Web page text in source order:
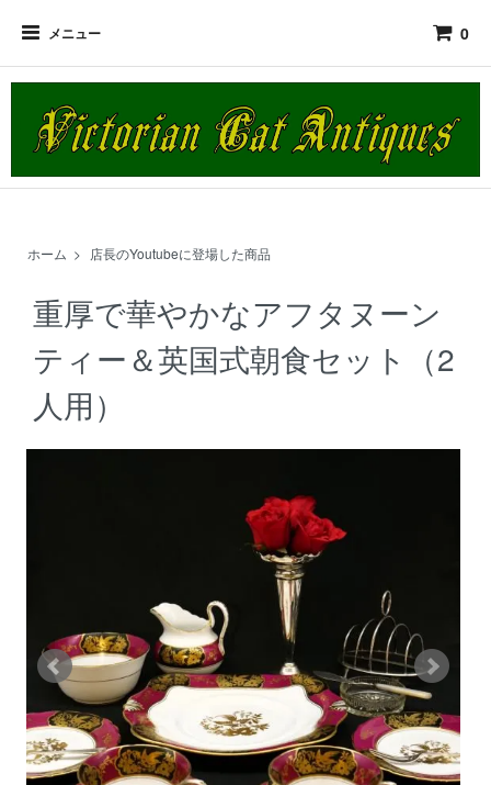
メニュー 0
ホーム > 店長のYoutubeに登場した商品
重厚で華やかなアフタヌーン
ティー＆英国式朝食セット（2
人用）